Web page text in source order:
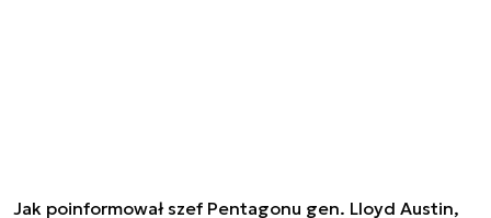
Jak poinformował szef Pentagonu gen. Lloyd Austin,